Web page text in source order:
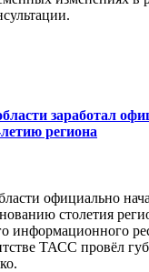
заработал
региона
официально
столетия
информационного
ТАСС провёл